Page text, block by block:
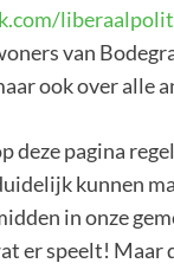
van
ook over alle
deze pagina
kunnen
in onze
er speelt! Maar